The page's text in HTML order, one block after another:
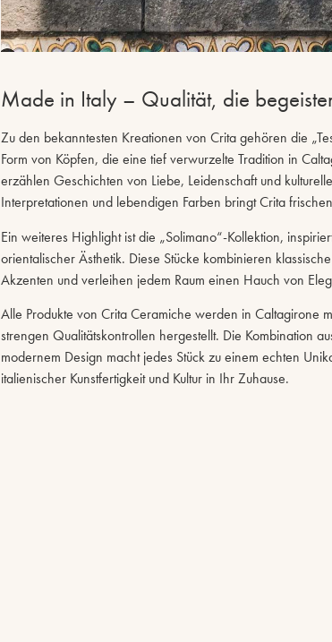
Made in Italy – Qualität, die
Zu den bekanntesten Kreationen von Crita gehören die
Form von Köpfen, die eine tief verwurzelte Tradition in
erzählen Geschichten von Liebe, Leidenschaft und
Interpretationen und lebendigen Farben bringt Crita
Ein weiteres Highlight ist die „Solimano“-Kollektion,
orientalischer Ästhetik. Diese Stücke kombinieren
Akzenten und verleihen jedem Raum einen Hauch von
Alle Produkte von Crita Ceramiche werden in Caltagirone
strengen Qualitätskontrollen hergestellt. Die Kombination
modernem Design macht jedes Stück zu einem echten
italienischer Kunstfertigkeit und Kultur in Ihr Zuhause.